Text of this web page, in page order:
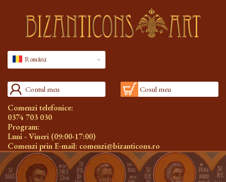
Română
Contul meu Cosul meu
Comenzi telefonice:
0374 703 030
Program:
Luni - Vineri (09:00-17:00)
Comenzi prin E-mail: comenzi@bizanticons.ro